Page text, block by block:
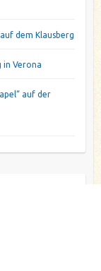
dem Klausberg
in Verona
auf der